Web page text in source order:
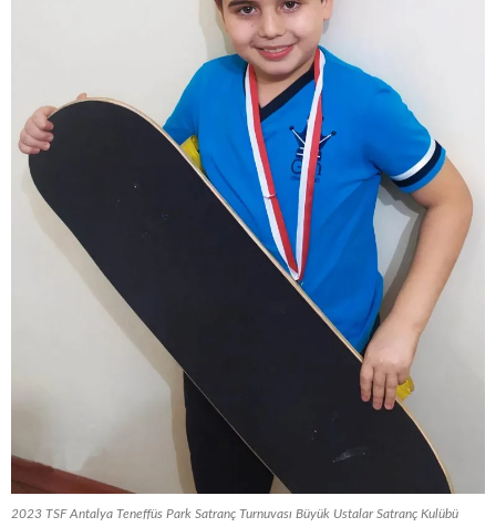
2023 TSF Antalya Teneffüs Park Satranç Turnuvası Büyük Ustalar Satranç Kulübü